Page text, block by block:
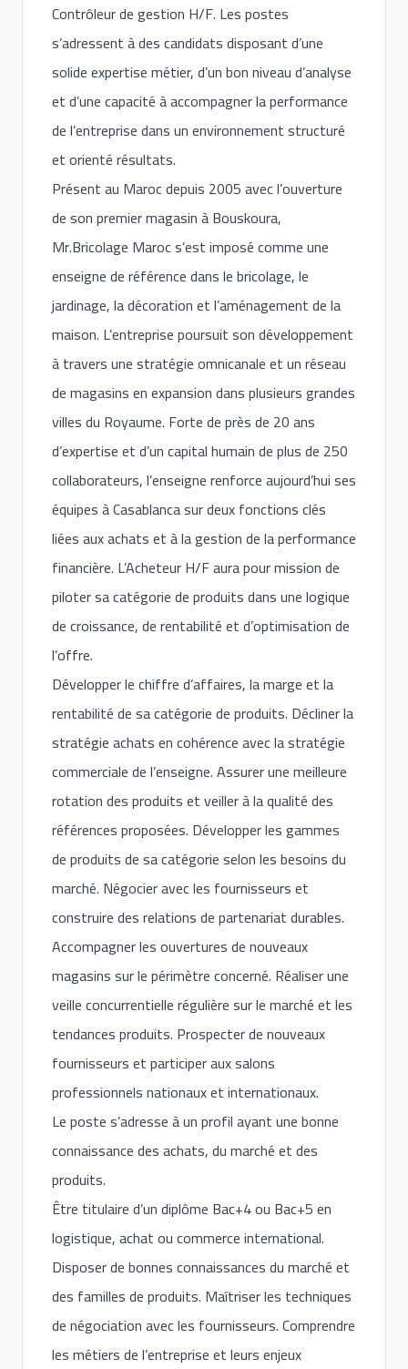
Contrôleur de gestion H/F. Les postes
s’adressent à des candidats disposant d’une
solide expertise métier, d’un bon niveau d’analyse
et d’une capacité à accompagner la performance
de l’entreprise dans un environnement structuré
et orienté résultats.
Présent au Maroc depuis 2005 avec l’ouverture
de son premier magasin à Bouskoura,
Mr.Bricolage Maroc s’est imposé comme une
enseigne de référence dans le bricolage, le
jardinage, la décoration et l’aménagement de la
maison. L’entreprise poursuit son développement
à travers une stratégie omnicanale et un réseau
de magasins en expansion dans plusieurs grandes
villes du Royaume. Forte de près de 20 ans
d’expertise et d’un capital humain de plus de 250
collaborateurs, l’enseigne renforce aujourd’hui ses
équipes à Casablanca sur deux fonctions clés
liées aux achats et à la gestion de la performance
financière. L’Acheteur H/F aura pour mission de
piloter sa catégorie de produits dans une logique
de croissance, de rentabilité et d’optimisation de
l’offre.
Développer le chiffre d’affaires, la marge et la
rentabilité de sa catégorie de produits. Décliner la
stratégie achats en cohérence avec la stratégie
commerciale de l’enseigne. Assurer une meilleure
rotation des produits et veiller à la qualité des
références proposées. Développer les gammes
de produits de sa catégorie selon les besoins du
marché. Négocier avec les fournisseurs et
construire des relations de partenariat durables.
Accompagner les ouvertures de nouveaux
magasins sur le périmètre concerné. Réaliser une
veille concurrentielle régulière sur le marché et les
tendances produits. Prospecter de nouveaux
fournisseurs et participer aux salons
professionnels nationaux et internationaux.
Le poste s’adresse à un profil ayant une bonne
connaissance des achats, du marché et des
produits.
Être titulaire d’un diplôme Bac+4 ou Bac+5 en
logistique, achat ou commerce international.
Disposer de bonnes connaissances du marché et
des familles de produits. Maîtriser les techniques
de négociation avec les fournisseurs. Comprendre
les métiers de l’entreprise et leurs enjeux